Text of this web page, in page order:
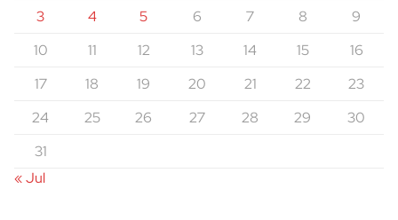
3
4 5 6 7 8
9
10
11 12 13 14 15
16
17
18 19 20 21 22
23
24
25 26 27 28 29
30
31
« Jul